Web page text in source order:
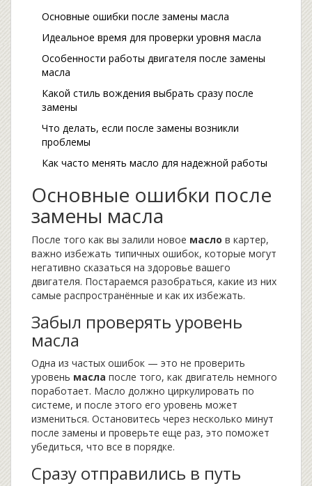
Основные ошибки после замены масла
Идеальное время для проверки уровня масла
Особенности работы двигателя после замены
масла
Какой стиль вождения выбрать сразу после
замены
Что делать, если после замены возникли
проблемы
Как часто менять масло для надежной работы
Основные ошибки после
замены масла
После того как вы залили новое масло в картер,
важно избежать типичных ошибок, которые могут
негативно сказаться на здоровье вашего
двигателя. Постараемся разобраться, какие из них
самые распространённые и как их избежать.
Забыл проверять уровень
масла
Одна из частых ошибок — это не проверить
уровень масла после того, как двигатель немного
поработает. Масло должно циркулировать по
системе, и после этого его уровень может
измениться. Остановитесь через несколько минут
после замены и проверьте еще раз, это поможет
убедиться, что все в порядке.
Сразу отправились в путь